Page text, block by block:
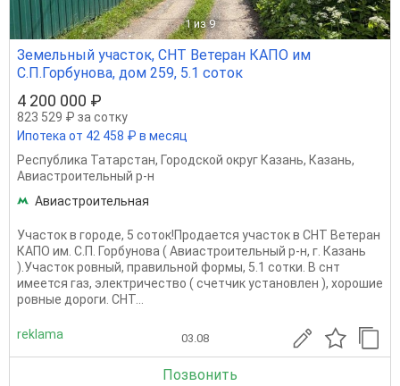
1 из 9
Земельный участок, СНТ Ветеран КАПО им
С.П.Горбунова, дом 259, 5.1 соток
4 200 000 ₽
823 529 ₽ за сотку
Ипотека от 42 458 ₽ в месяц
Республика Татарстан, Городской округ Казань, Казань,
Авиастроительный р-н
Авиастроительная
Участок в городе, 5 соток!Продается участок в СНТ Ветеран
КАПО им. С.П. Горбунова ( Авиастроительный р-н, г. Казань
).Участок ровный, правильной формы, 5.1 сотки. В снт
имеется газ, электричество ( счетчик установлен ), хорошие
ровные дороги. СНТ...
reklama 03.08
Позвонить